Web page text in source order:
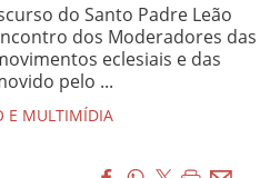
do Santo Padre Leão
dos Moderadores das
eclesiais e das
pelo ...
E MULTIMÍDIA